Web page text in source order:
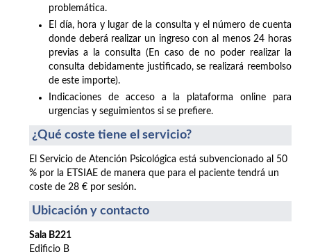
problemática.
El día, hora y lugar de la consulta y el número de cuenta
donde deberá realizar un ingreso con al menos 24 horas
previas a la consulta (En caso de no poder realizar la
consulta debidamente justificado, se realizará reembolso
de este importe).
Indicaciones de acceso a la plataforma online para
urgencias y seguimientos si se prefiere.
¿Qué coste tiene el servicio?
El Servicio de Atención Psicológica está subvencionado al 50
% por la ETSIAE de manera que para el paciente tendrá un
coste de 28 € por sesión.
Ubicación y contacto
Sala B221
Edificio B